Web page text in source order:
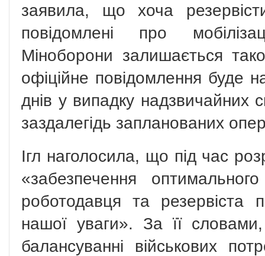
заявила, що хоча
повідомлені про
Міноборони залишається
офіційне повідомлення
днів у випадку надзвичайних
заздалегідь запланованих
Ігл наголосила, що під час
«забезпечення
роботодавця та резервіста
нашої уваги». За її
балансуванні військових